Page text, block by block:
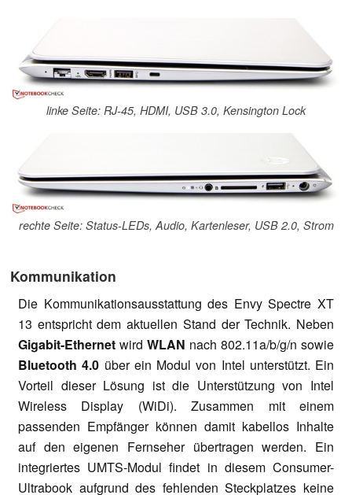
linke Seite: RJ-45, HDMI, USB 3.0, Kensington Lock
rechte Seite: Status-LEDs, Audio, Kartenleser, USB 2.0, Strom
Kommunikation
Die Kommunikationsausstattung des Envy Spectre XT
13 entspricht dem aktuellen Stand der Technik. Neben
Gigabit-Ethernet wird WLAN nach 802.11a/b/g/n sowie
Bluetooth 4.0 über ein Modul von Intel unterstützt. Ein
Vorteil dieser Lösung ist die Unterstützung von Intel
Wireless Display (WiDi). Zusammen mit einem
passenden Empfänger können damit kabellos Inhalte
auf den eigenen Fernseher übertragen werden. Ein
integriertes UMTS-Modul findet in diesem Consumer-
Ultrabook aufgrund des fehlenden Steckplatzes keine